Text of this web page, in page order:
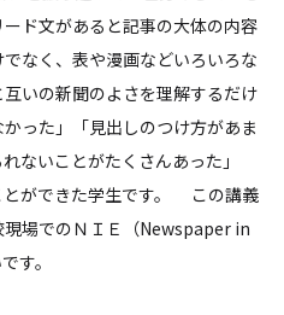
ド文があると記事の大体の内容
なく、表や漫画などいろいろな
いの新聞のよさを理解するだけ
った」「見出しのつけ方があま
ないことがたくさんあった」
とができた学生です。 この講義
場でのＮＩＥ（Newspaper in
す。